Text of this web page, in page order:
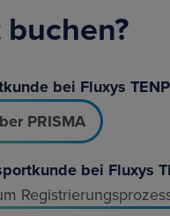
bei Fluxys
PRISMA
bei Fluxys